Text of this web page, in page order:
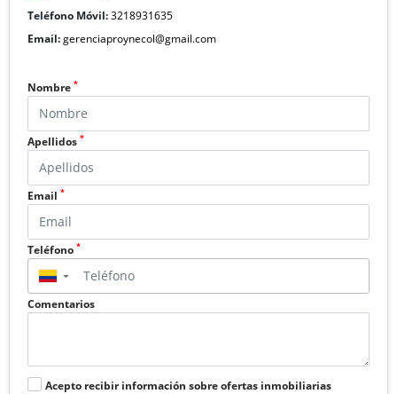
Teléfono Móvil:3218931635
Email:gerenciaproynecol@gmail.com
Nombre *
Apellidos *
Email *
Teléfono *
▼
Comentarios
Acepto recibir información sobre ofertas inmobiliarias